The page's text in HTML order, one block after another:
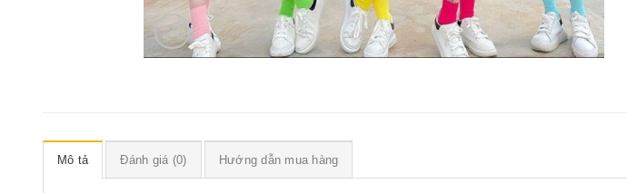
Mô tả Đánh giá (0) Hướng dẫn mua hàng